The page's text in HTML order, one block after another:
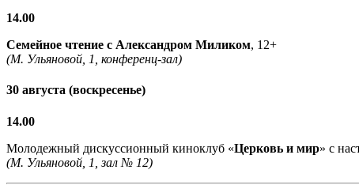
14.00
Семейное чтение с Александром Миликом, 12+
(М. Ульяновой, 1, конференц-зал)
30 августа (воскресенье)
14.00
Молодежный дискуссионный киноклуб «Церковь и мир» с
(М. Ульяновой, 1, зал № 12)